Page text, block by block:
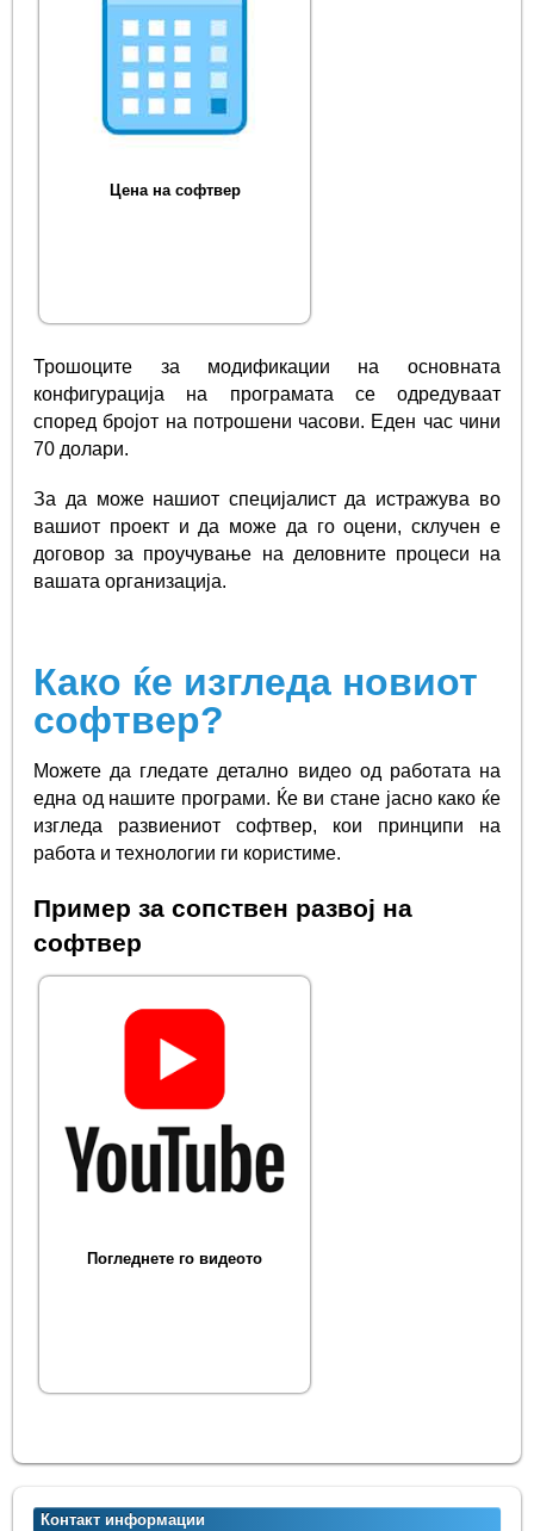
Цена на софтвер
Трошоците за модификации на основната
конфигурација на програмата се одредуваат
според бројот на потрошени часови. Еден час чини
70 долари.
За да може нашиот специјалист да истражува во
вашиот проект и да може да го оцени, склучен е
договор за проучување на деловните процеси на
вашата организација.
Како ќе изгледа новиот
софтвер?
Можете да гледате детално видео од работата на
една од нашите програми. Ќе ви стане јасно како ќе
изгледа развиениот софтвер, кои принципи на
работа и технологии ги користиме.
Пример за сопствен развој на
софтвер
Погледнете го видеото
Контакт информации